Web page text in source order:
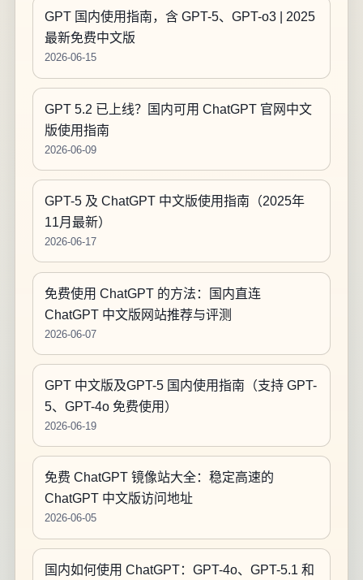
GPT 国内使用指南，含 GPT-5、GPT-o3 | 2025
最新免费中文版
2026-06-15
GPT 5.2 已上线？国内可用 ChatGPT 官网中文
版使用指南
2026-06-09
GPT-5 及 ChatGPT 中文版使用指南（2025年
11月最新）
2026-06-17
免费使用 ChatGPT 的方法：国内直连
ChatGPT 中文版网站推荐与评测
2026-06-07
GPT 中文版及GPT-5 国内使用指南（支持 GPT-
5、GPT-4o 免费使用）
2026-06-19
免费 ChatGPT 镜像站大全：稳定高速的
ChatGPT 中文版访问地址
2026-06-05
国内如何使用 ChatGPT：GPT-4o、GPT-5.1 和